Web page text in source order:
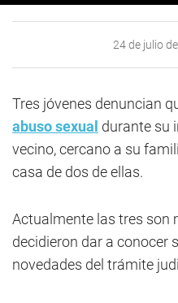
24 de julio
Tres jóvenes denuncian
abuso sexual durante su
vecino, cercano a su
casa de dos de ellas.
Actualmente las tres son
decidieron dar a conocer
novedades del trámite